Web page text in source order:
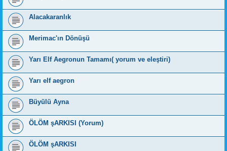
Alacakaranlık
Merimac'ın Dönüşü
Yarı Elf Aegronun Tamamı( yorum ve eleştiri)
Yarı elf aegron
Büyülü Ayna
ÖLÖM şARKISI (Yorum)
ÖLÖM şARKISI